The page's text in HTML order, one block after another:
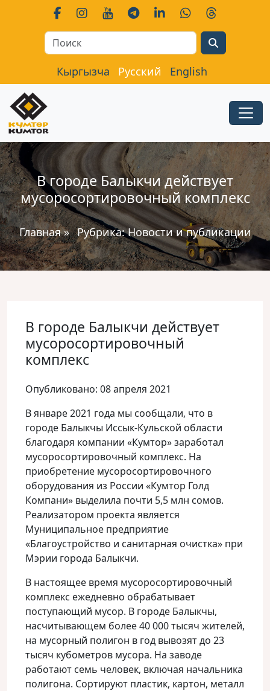
Кыргызча Русский English
В городе Балыкчи действует
мусоросортировочный комплекс
Главная» Рубрика:Новости и публикации
В городе Балыкчи действует
мусоросортировочный
комплекс
Опубликовано: 08 апреля 2021
В январе 2021 года мы сообщали, что в
городе Балыкчы Иссык-Кульской области
благодаря компании «Кумтор» заработал
мусоросортировочный комплекс. На
приобретение мусоросортировочного
оборудования из России «Кумтор Голд
Компани» выделила почти 5,5 млн сомов.
Реализатором проекта является
Муниципальное предприятие
«Благоустройство и санитарная очистка» при
Мэрии города Балыкчи.
В настоящее время мусоросортировочный
комплекс ежедневно обрабатывает
поступающий мусор. В городе Балыкчы,
насчитывающем более 40 000 тысяч жителей,
на мусорный полигон в год вывозят до 23
тысяч кубометров мусора. На заводе
работают семь человек, включая начальника
полигона. Сортируют пластик, картон, металл